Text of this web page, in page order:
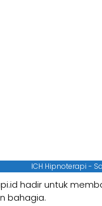
ICH Hipnoterapi -
hadir untuk
bahagia.